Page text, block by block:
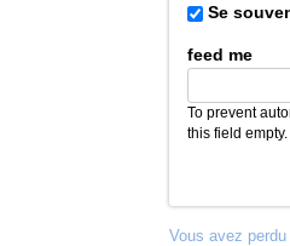
Se
feed me
To prevent
this field empty.
Vous avez